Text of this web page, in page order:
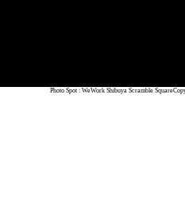
Photo Spot : WeWork Shibuya Scramble Square